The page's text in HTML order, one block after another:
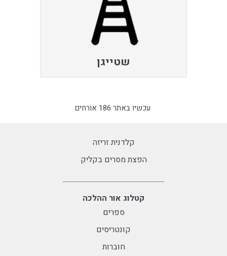
שטייגן
עכשיו באתר 186 אורחים
קלדנית זריזה
הפצת מסרים בקליק
קטלוג אור ההלכה
ספרים
קונטריסים
חוברות